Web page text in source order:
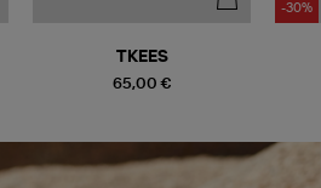
65,00 €
TKEES
-30%